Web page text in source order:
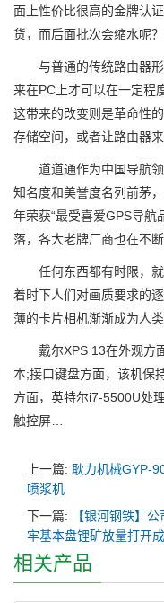
面上性价比很高的金牌认
货，而后面批次会缩水呢
与普通的传统路由器形
来在PC上才可以在一定程
这带来的改变则是革命性
存储空间，或者让路由器
道道通作为中国导航领
知名度和美誉度名列前茅
年荣获“最受喜爱GPS导航
落，各大老牌厂商也在不
任何东西都有时限，就
着时下人们对画质要求的
薄的卡片相机渐渐成为人
戴尔XPS 13在外观方面
本;接口键盘方面，该机保
方面，英特尔i7-5500U处
触控屏…
上一篇: 耿力机械GYP-
喷浆机
下一篇:
【银河钢铁】
牢基本盘锂矿放量打开
相关产品